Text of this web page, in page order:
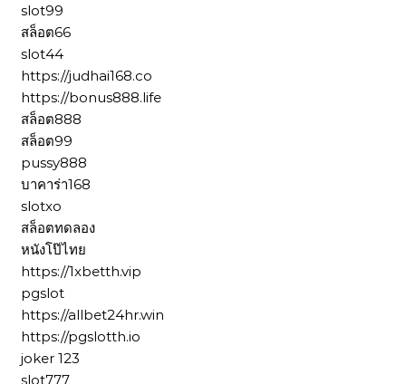
slot99
สล็อต66
slot44
https://judhai168.co
https://bonus888.life
สล็อต888
สล็อต99
pussy888
บาคาร่า168
slotxo
สล็อตทดลอง
หนังโป๊ไทย
https://1xbetth.vip
pgslot
https://allbet24hr.win
https://pgslotth.io
joker 123
slot777